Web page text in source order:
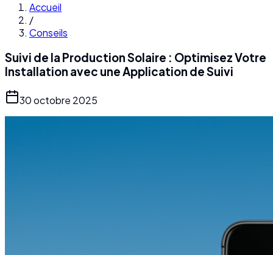
Accueil
/
Conseils
Suivi de la Production Solaire : Optimisez Votre
Installation avec une Application de Suivi
30 octobre 2025